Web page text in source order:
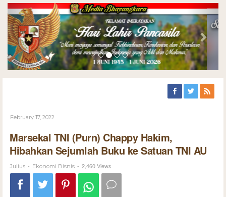
Previous Next
February 17, 2022
Marsekal TNI (Purn) Chappy Hakim,
Hibahkan Sejumlah Buku ke Satuan TNI AU
Julius - Ekonomi Bisnis - 2,460 Views